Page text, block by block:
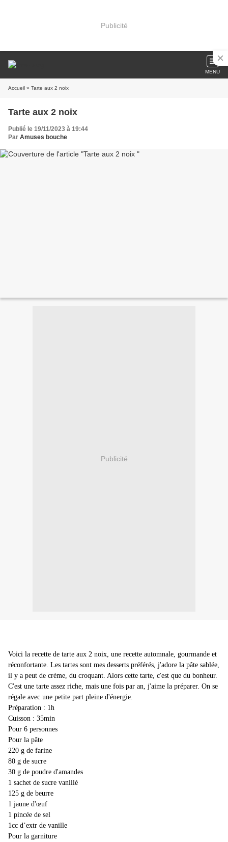
Publicité
MENU
Accueil » Tarte aux 2 noix
Tarte aux 2 noix
Publié le 19/11/2023 à 19:44
Par Amuses bouche
Publicité
Voici la recette de tarte aux 2 noix, une recette automnale, gourmande et
réconfortante. Les tartes sont mes desserts préférés, j'adore la pâte sablée,
il y a peut de crème, du croquant. Alors cette tarte, c'est que du bonheur.
C'est une tarte assez riche, mais une fois par an, j'aime la préparer. On se
régale avec une petite part pleine d'énergie.
Préparation : 1h
Cuisson : 35min
Pour 6 personnes
Pour la pâte
220 g de farine
80 g de sucre
30 g de poudre d'amandes
1 sachet de sucre vanillé
125 g de beurre
1 jaune d'œuf
1 pincée de sel
1cc d’extr de vanille
Pour la garniture